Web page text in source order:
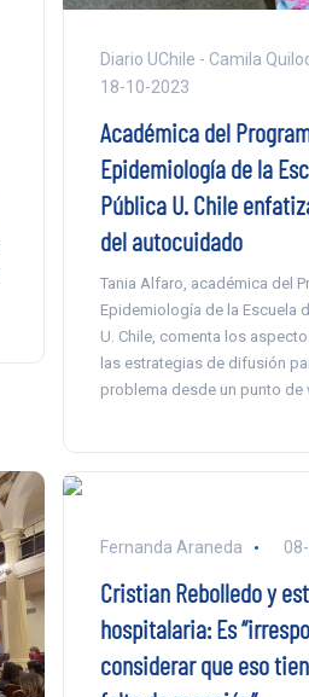
Diario UChile - Camila
18-10-2023
Académica del
Epidemiología de la
Pública U. Chile
del autocuidado
Tania Alfaro, académica del
Epidemiología de la Escuela
U. Chile, comenta los
las estrategias de difusión
problema desde un punto de
Fernanda Araneda
Cristian Rebolledo y
hospitalaria: Es
considerar que eso